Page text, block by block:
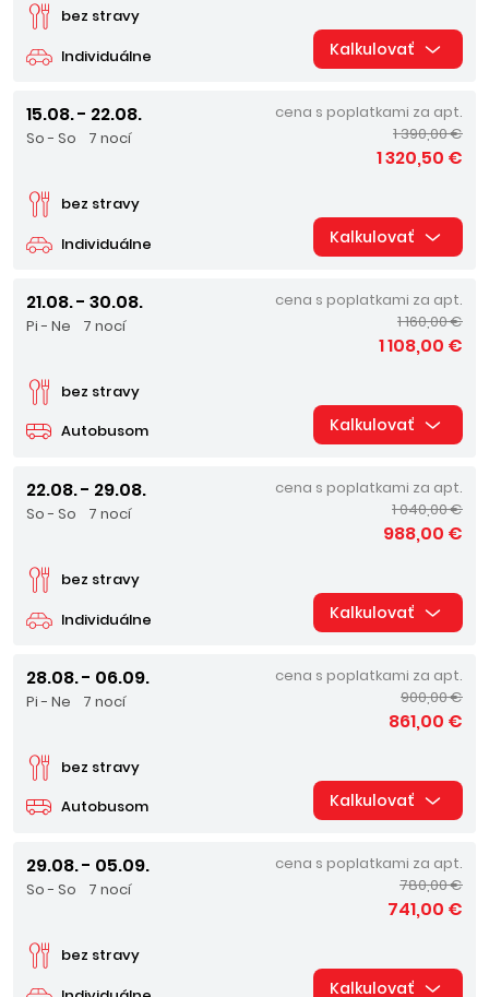
Individuálne
bez stravy
Kalkulovať
15.08. - 22.08.
So - So 7 nocí
Individuálne
bez stravy
cena s poplatkami za apt.
1 390,00 €
1 320,50 €
Kalkulovať
21.08. - 30.08.
Pi - Ne 7 nocí
Autobusom
bez stravy
cena s poplatkami za apt.
1 160,00 €
1 108,00 €
Kalkulovať
22.08. - 29.08.
So - So 7 nocí
Individuálne
bez stravy
cena s poplatkami za apt.
1 040,00 €
988,00 €
Kalkulovať
28.08. - 06.09.
Pi - Ne 7 nocí
Autobusom
bez stravy
cena s poplatkami za apt.
900,00 €
861,00 €
Kalkulovať
29.08. - 05.09.
So - So 7 nocí
bez stravy
cena s poplatkami za apt.
780,00 €
741,00 €
Kalkulovať